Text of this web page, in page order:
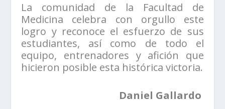
La comunidad de la Facultad de
Medicina celebra con orgullo este
logro y reconoce el esfuerzo de sus
estudiantes, así como de todo el
equipo, entrenadores y afición que
hicieron posible esta histórica victoria.
Daniel Gallardo